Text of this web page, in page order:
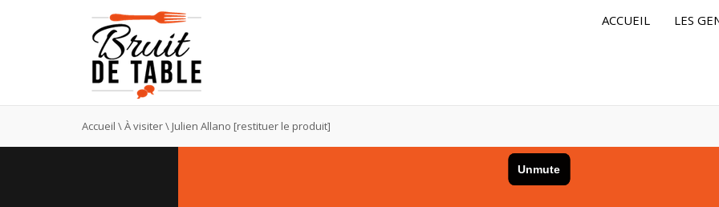
ACCUEIL LES
Accueil \À visiter\ Julien Allano [restituer le produit]